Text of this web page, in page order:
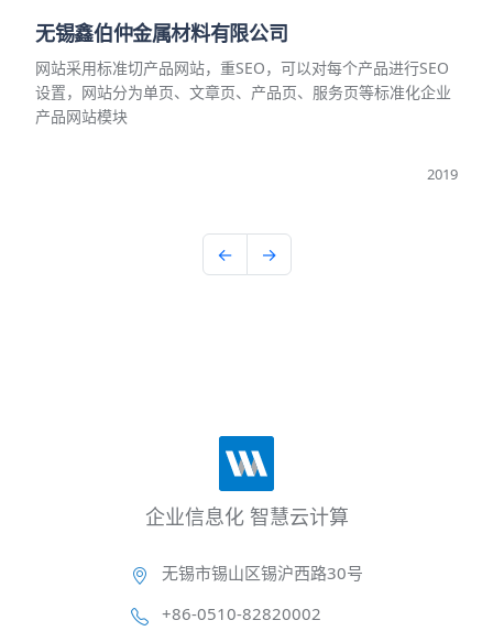
无锡鑫伯仲金属材料有限公司
网站采用标准切产品网站，重SEO，可以对每个产品进行SEO
设置，网站分为单页、文章页、产品页、服务页等标准化企业
产品网站模块
2019
← →
企业信息化 智慧云计算
无锡市锡山区锡沪西路30号
+86-0510-82820002